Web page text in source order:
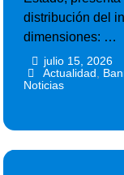
distribución del
dimensiones: …
julio 15, 2026
Actualidad
Noticias